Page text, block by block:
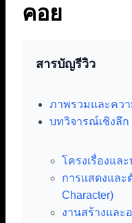
คอย
สารบัญรีวิว
ภาพรวมและคว
บทวิจารณ์เชิงลึก
โครงเรื่องแล
การแสดงและ
Character)
งานสร้างและ